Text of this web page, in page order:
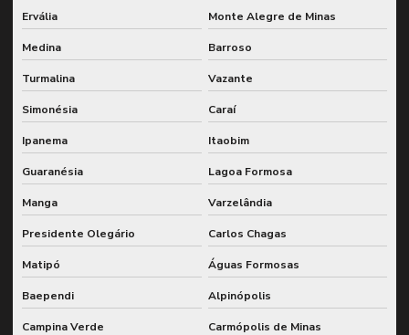
Ervália Monte Alegre de Minas
Medina Barroso
Turmalina Vazante
Simonésia Caraí
Ipanema Itaobim
Guaranésia Lagoa Formosa
Manga Varzelândia
Presidente Olegário Carlos Chagas
Matipó Águas Formosas
Baependi Alpinópolis
Campina Verde Carmópolis de Minas